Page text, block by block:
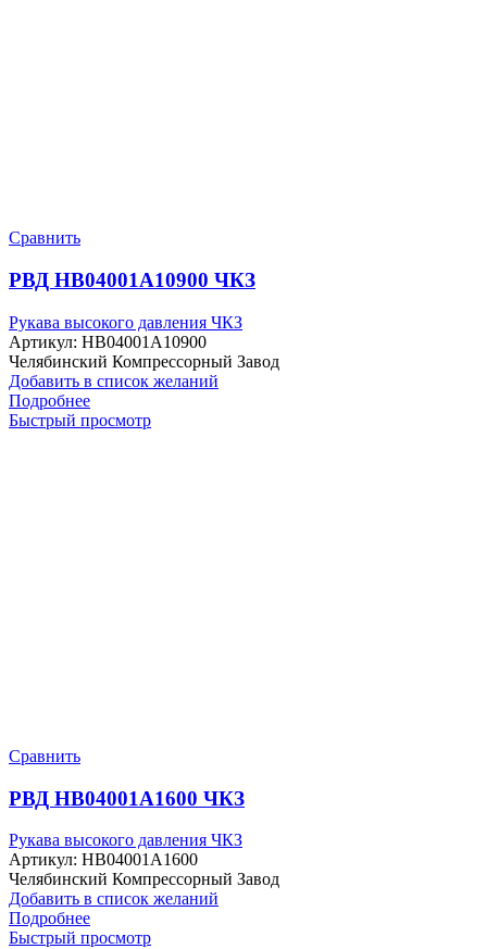
Сравнить
РВД HB04001A10900 ЧКЗ
Рукава высокого давления ЧКЗ
Артикул: HB04001A10900
Челябинский Компрессорный Завод
Добавить в список желаний
Подробнее
Быстрый просмотр
Сравнить
РВД HB04001A1600 ЧКЗ
Рукава высокого давления ЧКЗ
Артикул: HB04001A1600
Челябинский Компрессорный Завод
Добавить в список желаний
Подробнее
Быстрый просмотр